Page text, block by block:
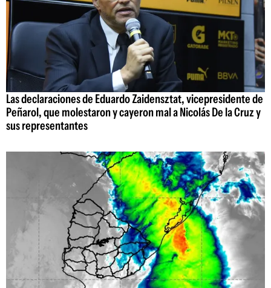
Las declaraciones de Eduardo Zaidensztat, vicepresidente de
Peñarol, que molestaron y cayeron mal a Nicolás De la Cruz y
sus representantes